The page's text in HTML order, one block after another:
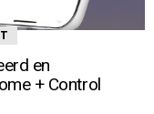
en
+ Control